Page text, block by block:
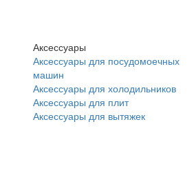
Аксессуары
Аксессуары для посудомоечных
машин
Аксессуары для холодильников
Аксессуары для плит
Аксессуары для вытяжек